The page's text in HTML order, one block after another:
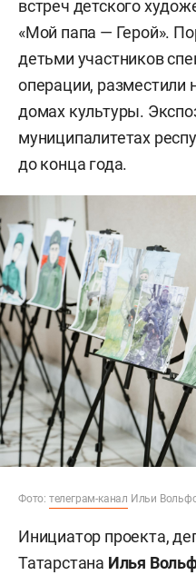
встреч детского
«Мой папа — Герой».
детьми участников
операции, разместили
домах культуры.
муниципалитетах
до конца года.
Фото: телеграм-канал Ильи
Инициатор проекта,
Татарстана Илья